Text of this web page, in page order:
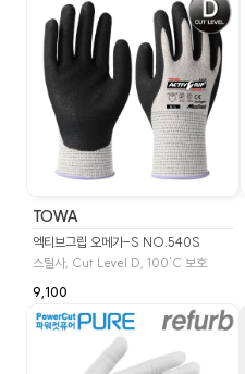
TOWA
엑티브그립 오메가-S NO.540S
스틸사, Cut Level D, 100'C 보호
9,100